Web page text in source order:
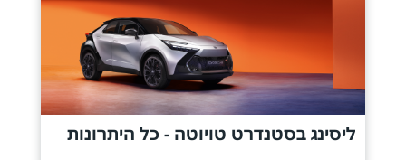
ליסינג בסטנדרט טויוטה - כל היתרונות